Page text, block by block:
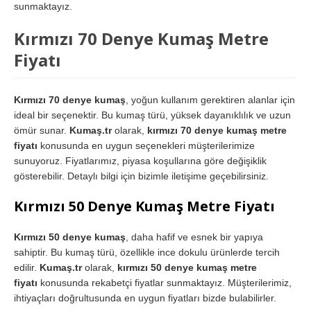
sunmaktayız.
Kırmızı 70 Denye Kumaş Metre
Fiyatı
Kırmızı 70 denye kumaş , yoğun kullanım gerektiren alanlar için
ideal bir seçenektir. Bu kumaş türü, yüksek dayanıklılık ve uzun
ömür sunar. Kumaş.trolarak, kırmızı 70 denye kumaş metre
fiyatı konusunda en uygun seçenekleri müşterilerimize
sunuyoruz. Fiyatlarımız, piyasa koşullarına göre değişiklik
gösterebilir. Detaylı bilgi için bizimle iletişime geçebilirsiniz.
Kırmızı 50 Denye Kumaş Metre Fiyatı
Kırmızı 50 denye kumaş , daha hafif ve esnek bir yapıya
sahiptir. Bu kumaş türü, özellikle ince dokulu ürünlerde tercih
edilir. Kumaş.trolarak, kırmızı 50 denye kumaş metre
fiyatı konusunda rekabetçi fiyatlar sunmaktayız. Müşterilerimiz,
ihtiyaçları doğrultusunda en uygun fiyatları bizde bulabilirler.